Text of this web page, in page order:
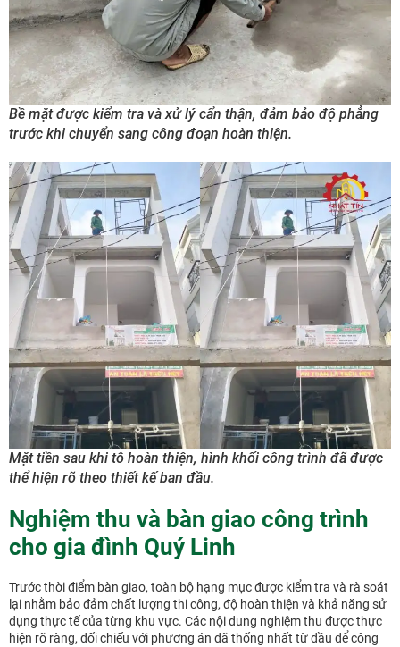
Bề mặt được kiểm tra và xử lý cẩn thận, đảm bảo độ phẳng
trước khi chuyển sang công đoạn hoàn thiện.
Mặt tiền sau khi tô hoàn thiện, hình khối công trình đã được
thể hiện rõ theo thiết kế ban đầu.
Nghiệm thu và bàn giao công trình
cho gia đình Quý Linh
Trước thời điểm bàn giao, toàn bộ hạng mục được kiểm tra và rà soát
lại nhằm bảo đảm chất lượng thi công, độ hoàn thiện và khả năng sử
dụng thực tế của từng khu vực. Các nội dung nghiệm thu được thực
hiện rõ ràng, đối chiếu với phương án đã thống nhất từ đầu để công